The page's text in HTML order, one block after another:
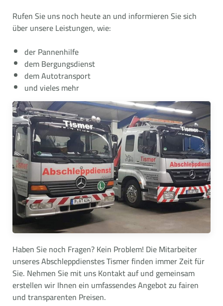
Rufen Sie uns noch heute an und informieren Sie sich
über unsere Leistungen, wie:
der Pannenhilfe
dem Bergungsdienst
dem Autotransport
und vieles mehr
Haben Sie noch Fragen? Kein Problem! Die Mitarbeiter
unseres Abschleppdienstes Tismer finden immer Zeit für
Sie. Nehmen Sie mit uns Kontakt auf und gemeinsam
erstellen wir Ihnen ein umfassendes Angebot zu fairen
und transparenten Preisen.